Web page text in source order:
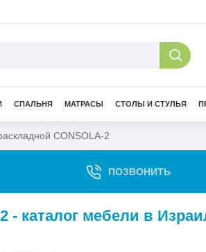
СПАЛЬНЯ МАТРАСЫ СТОЛЫ И СТУЛЬЯ
CONSOLA-2
ПОЗВОНИТЬ
- каталог мебели в